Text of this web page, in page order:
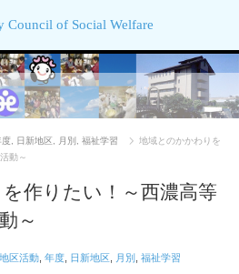
Council of Social Welfare
度 日新地区 月別 福祉学習
地域とのかかわりを
動～
作りたい！～西濃高等
～
地区活動 年度 日新地区 月別 福祉学習